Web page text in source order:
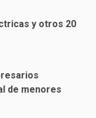
y otros 20
de menores